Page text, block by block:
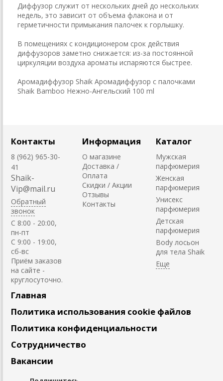
Диффузор служит от нескольких дней до нескольких
недель, это зависит от объема флакона и от
герметичности примыкания палочек к горлышку.
В помещениях с кондиционером срок действия
диффузоров заметно снижается: из-за постоянной
циркуляции воздуха ароматы испаряются быстрее.
Аромадиффузор Shaik Аромадиффузор с палочками
Shaik Bamboo Нежно-Ангельский 100 ml
Контакты
8 (962) 965-30-
41
Shaik-
Vip@mail.ru
Обратный
звонок
C 8:00 - 20:00,
пн-пт
С 9:00 - 19:00,
сб-вс
Приём заказов
на сайте -
круглосуточно.
Информация
О магазине
Доставка /
Оплата
Скидки / Акции
Отзывы
Контакты
Каталог
Мужская
парфюмерия
Женская
парфюмерия
Унисекс
парфюмерия
Детская
парфюмерия
Body лосьон
для тела Shaik
Главная
Политика использования cookie файлов
Политика конфиденциальности
Сотрудничество
Вакансии